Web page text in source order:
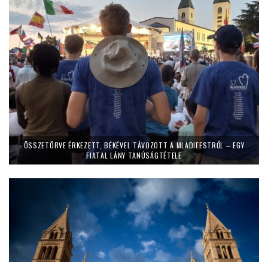
ÖSSZETÖRVE ÉRKEZETT, BÉKÉVEL TÁVOZOTT A MLADIFESTRŐL – EGY
FIATAL LÁNY TANÚSÁGTÉTELE